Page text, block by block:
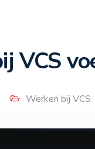
VCS
Werken bij VCS